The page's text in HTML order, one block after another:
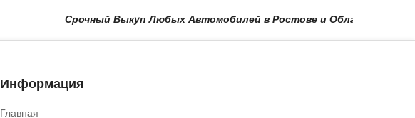
Срочный Выкуп Любых Автомобилей в Ростове и Области в
Информация
Главная